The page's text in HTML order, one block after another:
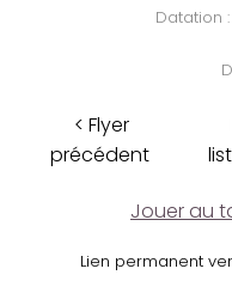
Datation
< Flyer
précédent
Jouer au
Lien permanent